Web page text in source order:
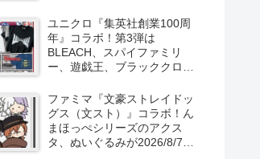
より新発売！第2弾は限定チョ
コレートなどが2026年10月？
再販売は？
ユニクロ『集英社創業100周
年』コラボ！第3弾は
BLEACH、スパイファミリ
ー、遊戯王、ブラッククロー
の半袖Tシャツが2026/8/7より
新発売！
ファミマ『文豪ストレイドッ
グス（文スト）』コラボ！ん
まほっぺシリーズのアクス
タ、ぬいぐるみが2026/8/7～